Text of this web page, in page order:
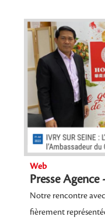
Web
Presse Agence
Notre rencontre
fièrement